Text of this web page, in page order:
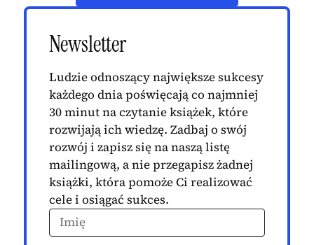
Newsletter
Ludzie odnoszący największe sukcesy
każdego dnia poświęcają co najmniej
30 minut na czytanie książek, które
rozwijają ich wiedzę. Zadbaj o swój
rozwój i zapisz się na naszą listę
mailingową, a nie przegapisz żadnej
książki, która pomoże Ci realizować
cele i osiągać sukces.